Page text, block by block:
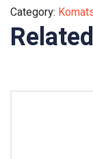
Category: